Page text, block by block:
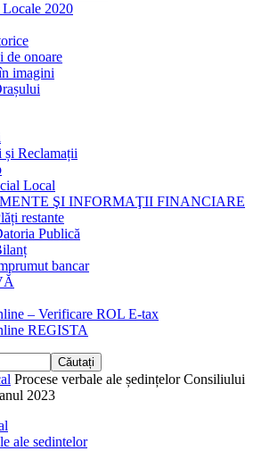
2020
de onoare
imagini
și Reclamații
Local
ŞI INFORMAŢII FINANCIARE
restante
Publică
bancar
– Verificare ROL E-tax
REGISTA
Procese verbale ale ședințelor Consiliului
2023
ale sedintelor